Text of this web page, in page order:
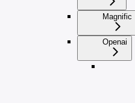
Magnific
Openai